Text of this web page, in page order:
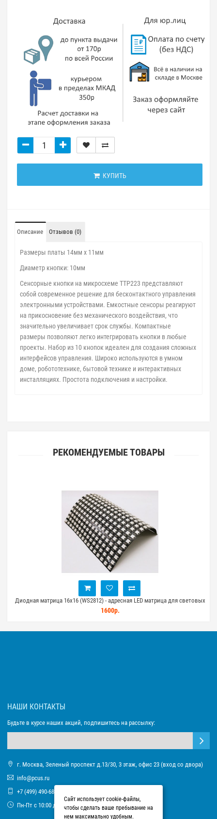
КУПИТЬ
Описание Отзывов (0)
Размеры платы 14мм х 11мм
Диаметр кнопки: 10мм
Сенсорные кнопки на микросхеме TTP223 представляют
собой современное решение для бесконтактного управления
электронными устройствами. Емкостные сенсоры реагируют
на прикосновение без механического воздействия, что
значительно увеличивает срок службы. Компактные
размеры позволяют легко интегрировать кнопки в любые
проекты. Набор из 10 кнопок идеален для создания сложных
интерфейсов управления. Широко используются в умном
доме, робототехнике, бытовой технике и интерактивных
инсталляциях. Простота подключения и настройки.
РЕКОМЕНДУЕМЫЕ ТОВАРЫ
Диодная матрица 16x16 (WS2812) - адресная LED матрица для световых
проектов
1600р.
НАШИ КОНТАКТЫ
Будьте в курсе наших акций, подпишитесь на рассылку:
г. Москва, Зеленый проспект д.13/30, 3 этаж, офис 23 (вход со двора)
info@pcus.ru
+7 (499) 490-68-93
Пн-Пт с 10:00 до 17:00
Сайт использует cookie-файлы,
чтобы сделать ваше пребывание на
нем максимально удобным.